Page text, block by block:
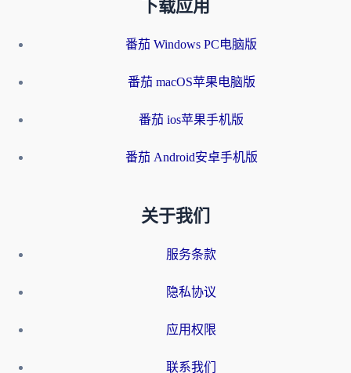
下载应用
番茄 Windows PC电脑版
番茄 macOS苹果电脑版
番茄 ios苹果手机版
番茄 Android安卓手机版
关于我们
服务条款
隐私协议
应用权限
联系我们